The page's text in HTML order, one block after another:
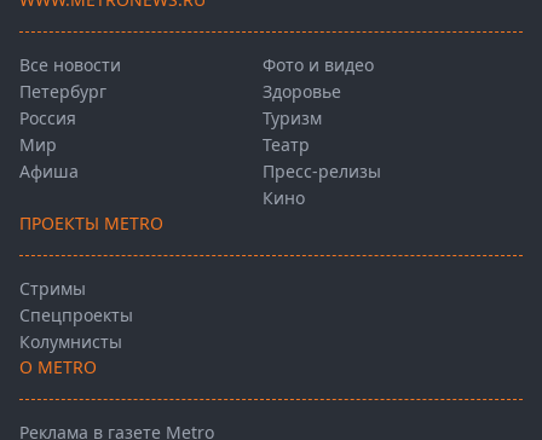
Все новости
Петербург
Россия
Мир
Афиша
Фото и видео
Здоровье
Туризм
Театр
Пресс-релизы
Кино
ПРОЕКТЫ METRO
Стримы
Спецпроекты
Колумнисты
О METRO
Реклама в газете Metro